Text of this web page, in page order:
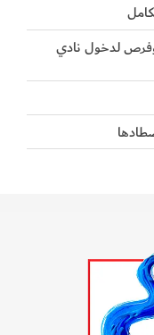
لدخول نادي